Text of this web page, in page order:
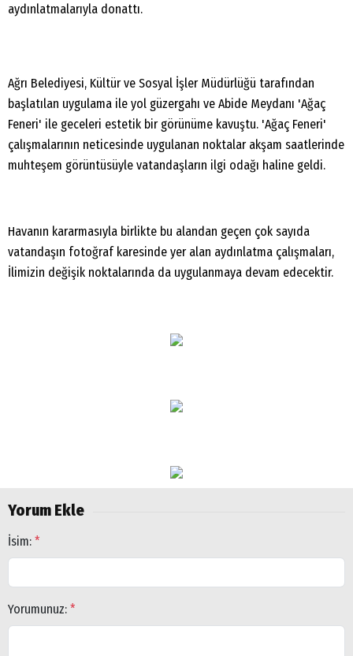
aydınlatmalarıyla donattı.
Ağrı Belediyesi, Kültür ve Sosyal İşler Müdürlüğü tarafından
başlatılan uygulama ile yol güzergahı ve Abide Meydanı 'Ağaç
Feneri' ile geceleri estetik bir görünüme kavuştu. 'Ağaç Feneri'
çalışmalarının neticesinde uygulanan noktalar akşam saatlerinde
muhteşem görüntüsüyle vatandaşların ilgi odağı haline geldi.
Havanın kararmasıyla birlikte bu alandan geçen çok sayıda
vatandaşın fotoğraf karesinde yer alan aydınlatma çalışmaları,
İlimizin değişik noktalarında da uygulanmaya devam edecektir.
Yorum Ekle
İsim: *
Yorumunuz: *